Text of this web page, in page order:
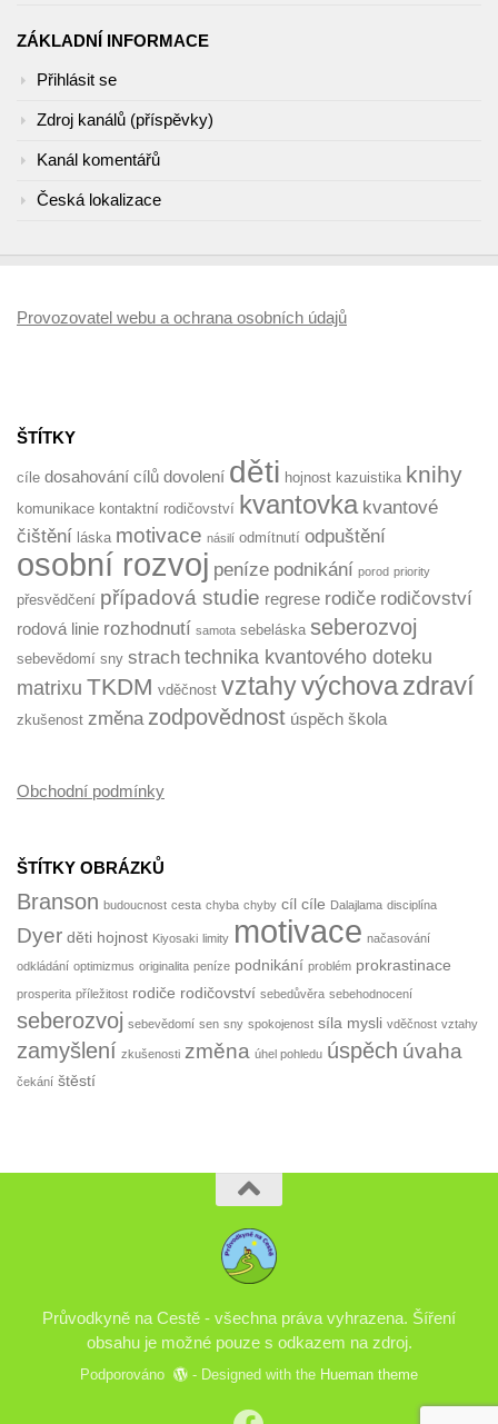
ZÁKLADNÍ INFORMACE
Přihlásit se
Zdroj kanálů (příspěvky)
Kanál komentářů
Česká lokalizace
Provozovatel webu a ochrana osobních údajů
ŠTÍTKY
cíle dosahování cílů dovolení děti hojnost kazuistika knihy
komunikace kontaktní rodičovství kvantovka kvantové
čištění láska motivace násilí odmítnutí odpuštění
osobní rozvoj peníze podnikání porod priority
přesvědčení případová studie regrese rodiče rodičovství
rodová linie rozhodnutí samota sebeláska seberozvoj
sebevědomí sny strach technika kvantového doteku
matrixu TKDM vděčnost vztahyvýchovazdraví
zkušenost změna zodpovědnost úspěch škola
Obchodní podmínky
ŠTÍTKY OBRÁZKŮ
Branson budoucnost cesta chyba chyby cíl cíle Dalajlama disciplína
Dyer děti hojnost Kiyosaki limity motivace načasování
odkládání optimizmus originalita peníze podnikání problém prokrastinace
prosperita příležitost rodiče rodičovství sebedůvěra sebehodnocení
seberozvoj sebevědomí sen sny spokojenost síla mysli vděčnost vztahy
zamyšlení zkušenosti změna úhel pohledu úspěch úvaha
čekání štěstí
Průvodkyně na Cestě - všechna práva vyhrazena. Šíření
obsahu je možné pouze s odkazem na zdroj.
Podporováno - Designed with the Hueman theme